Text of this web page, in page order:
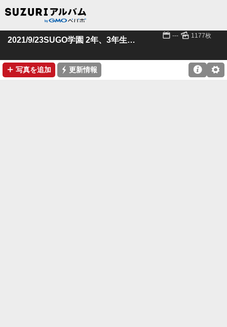
2021/9/23SUGO学園 2年、3年生クラス 📅 --- 🌄 1177枚
➕ 写真を追加 ⚡ 更新情報 ⚙
